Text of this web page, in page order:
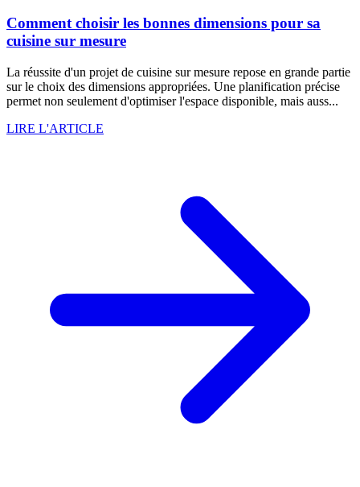
Comment choisir les bonnes dimensions pour sa
cuisine sur mesure
La réussite d'un projet de cuisine sur mesure repose en grande partie
sur le choix des dimensions appropriées. Une planification précise
permet non seulement d'optimiser l'espace disponible, mais auss...
LIRE L'ARTICLE